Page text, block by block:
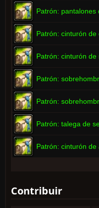
Patrón: pantalones
Patrón: cinturón de
Patrón: cinturón de
Patrón:
Patrón:
Patrón: talega de
Patrón: cinturón de
Contribuir